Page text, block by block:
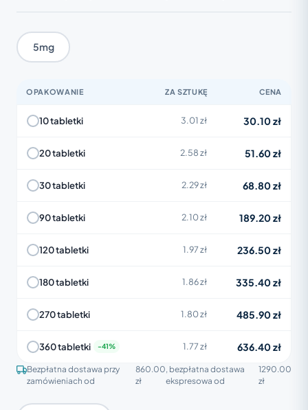
5mg
OPAKOWANIE ZA SZTUKĘ CENA
10 tabletki 3.01 zł 30.10 zł
20 tabletki 2.58 zł 51.60 zł
30 tabletki 2.29 zł 68.80 zł
90 tabletki 2.10 zł 189.20 zł
120 tabletki 1.97 zł 236.50 zł
180 tabletki 1.86 zł 335.40 zł
270 tabletki 1.80 zł 485.90 zł
360 tabletki 1.77 zł 636.40 zł
Bezpłatna dostawa przy
zamówieniach od
860.00
zł
, bezpłatna dostawa
ekspresowa od
1290.00
zł